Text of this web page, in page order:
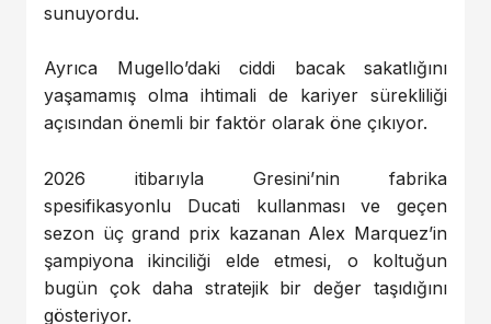
sunuyordu.
Ayrıca Mugello’daki ciddi bacak sakatlığını
yaşamamış olma ihtimali de kariyer sürekliliği
açısından önemli bir faktör olarak öne çıkıyor.
2026 itibarıyla Gresini’nin fabrika
spesifikasyonlu Ducati kullanması ve geçen
sezon üç grand prix kazanan Alex Marquez’in
şampiyona ikinciliği elde etmesi, o koltuğun
bugün çok daha stratejik bir değer taşıdığını
gösteriyor.